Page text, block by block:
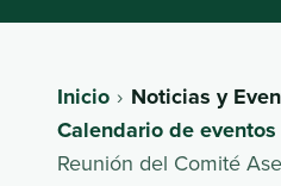
Inicio
Noticias y
Calendario de eventos
Reunión del Comité